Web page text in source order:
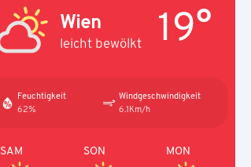
Wien
leicht bewölkt 19°
Feuchtigkeit
62%
Windgeschwindigkeit
6.1Km/h
SAM SON MON